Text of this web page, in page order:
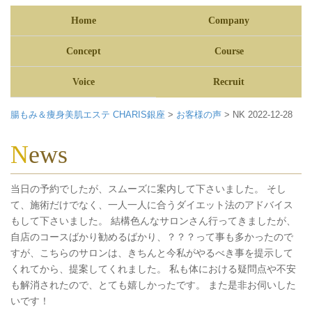
Home Company
Concept Course
Voice Recruit
腸もみ＆痩身美肌エステ CHARIS銀座 > お客様の声 > NK 2022-12-28
News
当日の予約でしたが、スムーズに案内して下さいました。 そし
て、施術だけでなく、一人一人に合うダイエット法のアドバイス
もして下さいました。 結構色んなサロンさん行ってきましたが、
自店のコースばかり勧めるばかり、？？？って事も多かったので
すが、こちらのサロンは、きちんと今私がやるべき事を提示して
くれてから、提案してくれました。 私も体における疑問点や不安
も解消されたので、とても嬉しかったです。 また是非お伺いした
いです！